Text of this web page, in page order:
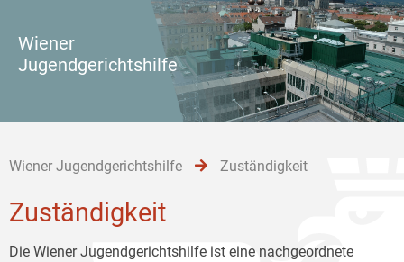
Wiener
Jugendgerichtshilfe
Wiener Jugendgerichtshilfe Zuständigkeit
Zuständigkeit
Die Wiener Jugendgerichtshilfe ist eine nachgeordnete